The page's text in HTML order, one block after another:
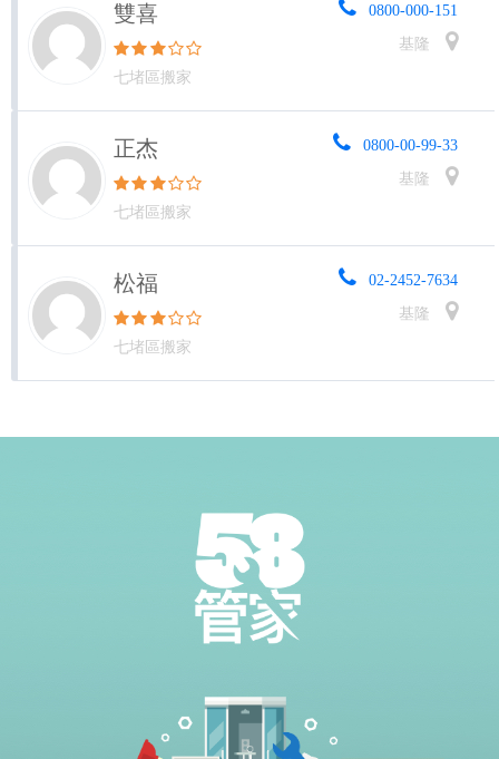
雙喜
七堵區搬家
0800-000-151
基隆
正杰
七堵區搬家
0800-00-99-33
基隆
松福
七堵區搬家
02-2452-7634
基隆